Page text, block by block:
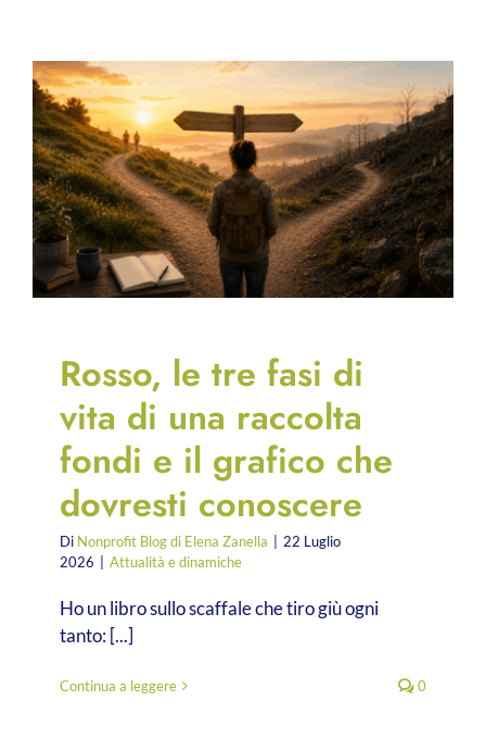
Rosso, le tre fasi di
vita di una raccolta
fondi e il grafico che
dovresti conoscere
Di Nonprofit Blog di Elena Zanella
22 Luglio
2026
Attualità e dinamiche
Ho un libro sullo scaffale che tiro giù ogni
tanto: [...]
Continua a leggere 0